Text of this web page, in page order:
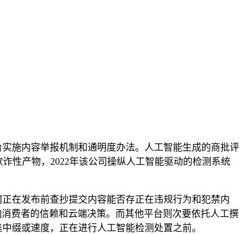
施内容举报机制和通明度办法。人工智能生成的商批评
性产物，2022年该公司操纵人工智能驱动的检测系统
在发布前查抄提交内容能否存正在违规行为和犯禁内
费者的信赖和云端决策。而其他平台则次要依托人工撰
缀或速度，正在进行人工智能检测处置之前。